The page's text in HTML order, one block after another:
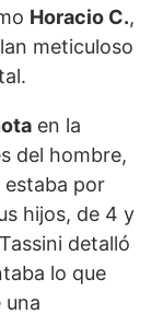
Horacio C.,
meticuloso
en la
del hombre,
estaba por
hijos, de 4 y
detalló
lo que
una